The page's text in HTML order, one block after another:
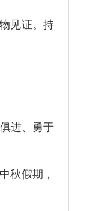
见证。持
进、勇于
秋假期，